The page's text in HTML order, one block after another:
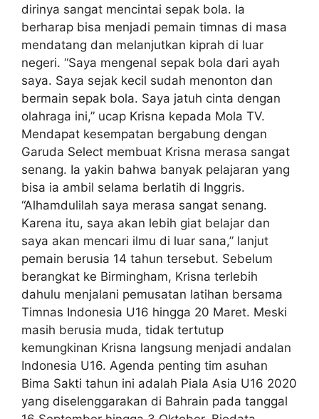
dirinya sangat mencintai sepak bola. Ia
berharap bisa menjadi pemain timnas di masa
mendatang dan melanjutkan kiprah di luar
negeri. “Saya mengenal sepak bola dari ayah
saya. Saya sejak kecil sudah menonton dan
bermain sepak bola. Saya jatuh cinta dengan
olahraga ini,” ucap Krisna kepada Mola TV.
Mendapat kesempatan bergabung dengan
Garuda Select membuat Krisna merasa sangat
senang. Ia yakin bahwa banyak pelajaran yang
bisa ia ambil selama berlatih di Inggris.
“Alhamdulilah saya merasa sangat senang.
Karena itu, saya akan lebih giat belajar dan
saya akan mencari ilmu di luar sana,” lanjut
pemain berusia 14 tahun tersebut. Sebelum
berangkat ke Birmingham, Krisna terlebih
dahulu menjalani pemusatan latihan bersama
Timnas Indonesia U16 hingga 20 Maret. Meski
masih berusia muda, tidak tertutup
kemungkinan Krisna langsung menjadi andalan
Indonesia U16. Agenda penting tim asuhan
Bima Sakti tahun ini adalah Piala Asia U16 2020
yang diselenggarakan di Bahrain pada tanggal